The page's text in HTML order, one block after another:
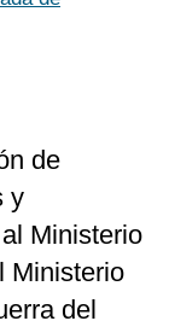
de
y
Ministerio
Ministerio
del